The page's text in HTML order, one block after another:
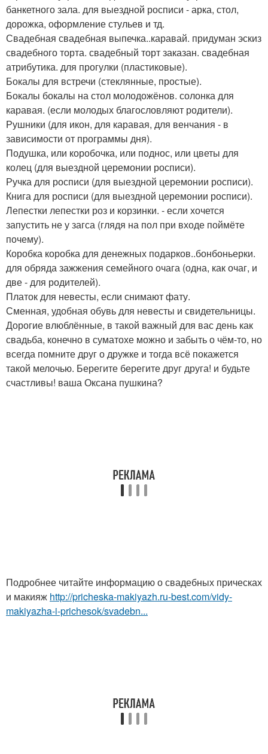
банкетного зала. для выездной росписи - арка, стол,
дорожка, оформление стульев и тд.
Свадебная свадебная выпечка..каравай. придуман эскиз
свадебного торта. свадебный торт заказан. свадебная
атрибутика. для прогулки (пластиковые).
Бокалы для встречи (стеклянные, простые).
Бокалы бокалы на стол молодожёнов. солонка для
каравая. (если молодых благословляют родители).
Рушники (для икон, для каравая, для венчания - в
зависимости от программы дня).
Подушка, или коробочка, или поднос, или цветы для
колец (для выездной церемонии росписи).
Ручка для росписи (для выездной церемонии росписи).
Книга для росписи (для выездной церемонии росписи).
Лепестки лепестки роз и корзинки. - если хочется
запустить не у загса (глядя на пол при входе поймёте
почему).
Коробка коробка для денежных подарков..бонбоньерки.
для обряда зажжения семейного очага (одна, как очаг, и
две - для родителей).
Платок для невесты, если снимают фату.
Сменная, удобная обувь для невесты и свидетельницы.
Дорогие влюблённые, в такой важный для вас день как
свадьба, конечно в суматохе можно и забыть о чём-то, но
всегда помните друг о дружке и тогда всё покажется
такой мелочью. Берегите берегите друг друга! и будьте
счастливы! ваша Оксана пушкина?
Подробнее читайте информацию о свадебных прическах
и макияж http://pricheska-makiyazh.ru-best.com/vidy-
makiyazha-i-prichesok/svadebn...